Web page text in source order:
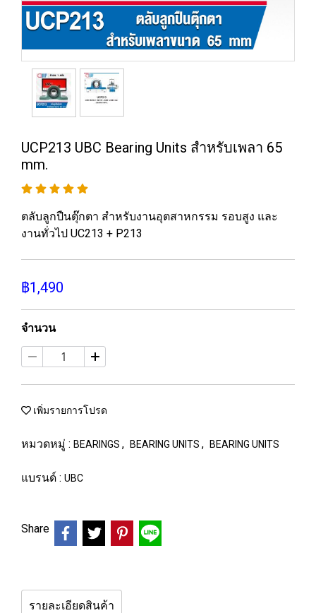
UCP213 UBC Bearing Units สำหรับเพลา 65
mm.
ตลับลูกปืนตุ๊กตา สำหรับงานอุตสาหกรรม รอบสูง และ
งานทั่วไป UC213 + P213
฿1,490
จำนวน
เพิ่มรายการโปรด
หมวดหมู่ : BEARINGS , BEARING UNITS , BEARING UNITS
แบรนด์ : UBC
Share
รายละเอียดสินค้า